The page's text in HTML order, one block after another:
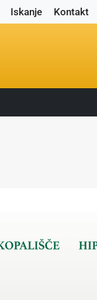
Iskanje Kontakt